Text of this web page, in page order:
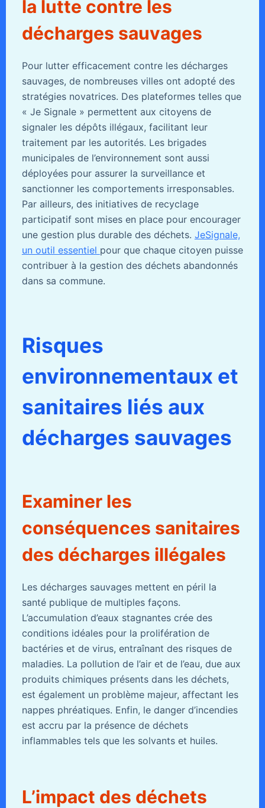
la lutte contre les
décharges sauvages
Pour lutter efficacement contre les décharges
sauvages, de nombreuses villes ont adopté des
stratégies novatrices. Des plateformes telles que
« Je Signale » permettent aux citoyens de
signaler les dépôts illégaux, facilitant leur
traitement par les autorités. Les brigades
municipales de l’environnement sont aussi
déployées pour assurer la surveillance et
sanctionner les comportements irresponsables.
Par ailleurs, des initiatives de recyclage
participatif sont mises en place pour encourager
une gestion plus durable des déchets. JeSignale,
un outil essentiel pour que chaque citoyen puisse
contribuer à la gestion des déchets abandonnés
dans sa commune.
Risques
environnementaux et
sanitaires liés aux
décharges sauvages
Examiner les
conséquences sanitaires
des décharges illégales
Les décharges sauvages mettent en péril la
santé publique de multiples façons.
L’accumulation d’eaux stagnantes crée des
conditions idéales pour la prolifération de
bactéries et de virus, entraînant des risques de
maladies. La pollution de l’air et de l’eau, due aux
produits chimiques présents dans les déchets,
est également un problème majeur, affectant les
nappes phréatiques. Enfin, le danger d’incendies
est accru par la présence de déchets
inflammables tels que les solvants et huiles.
L’impact des déchets